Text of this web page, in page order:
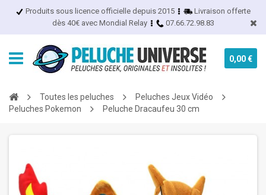
Produits sous licence officielle depuis 2015
Livraison offerte
dès 40€ avec Mondial Relay
07.66.72.98.83
0,00 €
Toutes les peluches
Peluches Jeux Vidéo
Peluches Pokemon
Peluche Dracaufeu 30 cm